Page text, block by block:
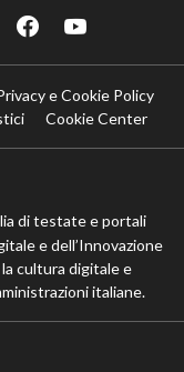
e Cookie Policy
Cookie Center
di testate e portali
e dell’Innovazione
cultura digitale e
italiane.